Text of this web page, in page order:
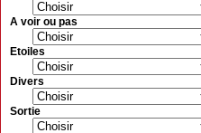
A voir ou pas
Etoiles
Divers
Sortie